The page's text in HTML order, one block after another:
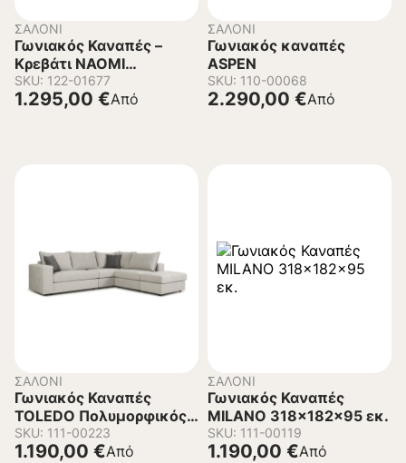
ΣΑΛΌΝΙ
Γωνιακός Καναπές –
Κρεβάτι NAOMI
Αναστρέψιμος
260x175x90 εκ.
SKU: 122-01677
Από
1.295,00 €
ΣΑΛΌΝΙ
Γωνιακός καναπές
ASPEN
SKU: 110-00068
Από
2.290,00 €
ΣΑΛΌΝΙ
Γωνιακός Καναπές
TOLEDO Πολυμορφικός
296x185x95 εκ.
SKU: 111-00223
Από
1.190,00 €
ΣΑΛΌΝΙ
Γωνιακός Καναπές
MILANO 318x182x95 εκ.
SKU: 111-00119
Από
1.190,00 €